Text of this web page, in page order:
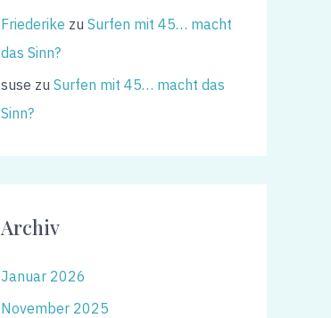
Friederike zu Surfen mit 45… macht
das Sinn?
suse zu Surfen mit 45… macht das
Sinn?
Archiv
Januar 2026
November 2025